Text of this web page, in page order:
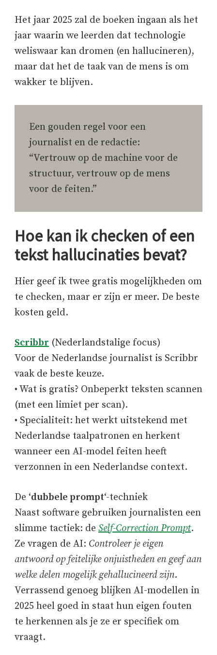
Het jaar 2025 zal de boeken ingaan als het
jaar waarin we leerden dat technologie
weliswaar kan dromen (en hallucineren),
maar dat het de taak van de mens is om
wakker te blijven.
Een gouden regel voor een
journalist en de redactie:
“Vertrouw op de machine voor de
structuur, vertrouw op de mens
voor de feiten.”
Hoe kan ik checken of een
tekst hallucinaties bevat?
Hier geef ik twee gratis mogelijkheden om
te checken, maar er zijn er meer. De beste
kosten geld.
Scribbr (Nederlandstalige focus)
Voor de Nederlandse journalist is Scribbr
vaak de beste keuze.
• Wat is gratis? Onbeperkt teksten scannen
(met een limiet per scan).
• Specialiteit: het werkt uitstekend met
Nederlandse taalpatronen en herkent
wanneer een AI-model feiten heeft
verzonnen in een Nederlandse context.
De ‘dubbele prompt‘-techniek
Naast software gebruiken journalisten een
slimme tactiek: de Self-Correction Prompt.
Ze vragen de AI: Controleer je eigen
antwoord op feitelijke onjuistheden en geef aan
welke delen mogelijk gehallucineerd zijn.
Verrassend genoeg blijken AI-modellen in
2025 heel goed in staat hun eigen fouten
te herkennen als je ze er specifiek om
vraagt.